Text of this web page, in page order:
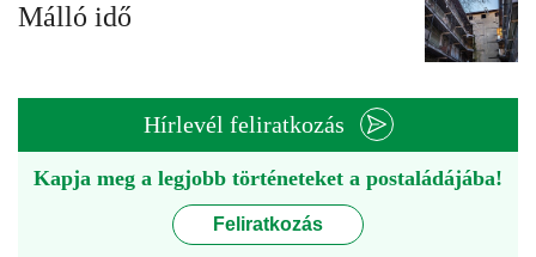
Málló idő
Hírlevél feliratkozás
Kapja meg a legjobb történeteket a postaládájába!
Feliratkozás